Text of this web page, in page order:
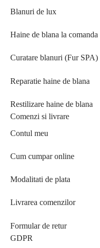
Blanuri de lux
Haine de blana la comanda
Curatare blanuri (Fur SPA)
Reparatie haine de blana
Restilizare haine de blana
Comenzi si livrare
Contul meu
Cum cumpar online
Modalitati de plata
Livrarea comenzilor
Formular de retur
GDPR